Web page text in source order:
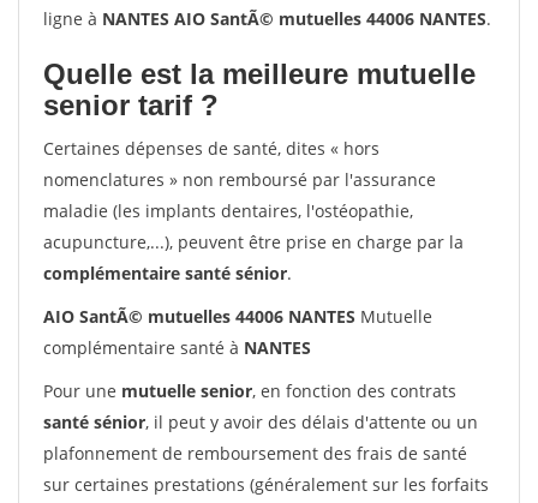
ligne à NANTES AIO SantÃ© mutuelles 44006 NANTES.
Quelle est la meilleure mutuelle
senior tarif ?
Certaines dépenses de santé, dites « hors
nomenclatures » non remboursé par l'assurance
maladie (les implants dentaires, l'ostéopathie,
acupuncture,...), peuvent être prise en charge par la
complémentaire santé sénior.
AIO SantÃ© mutuelles 44006 NANTES Mutuelle
complémentaire santé à NANTES
Pour une mutuelle senior, en fonction des contrats
santé sénior, il peut y avoir des délais d'attente ou un
plafonnement de remboursement des frais de santé
sur certaines prestations (généralement sur les forfaits